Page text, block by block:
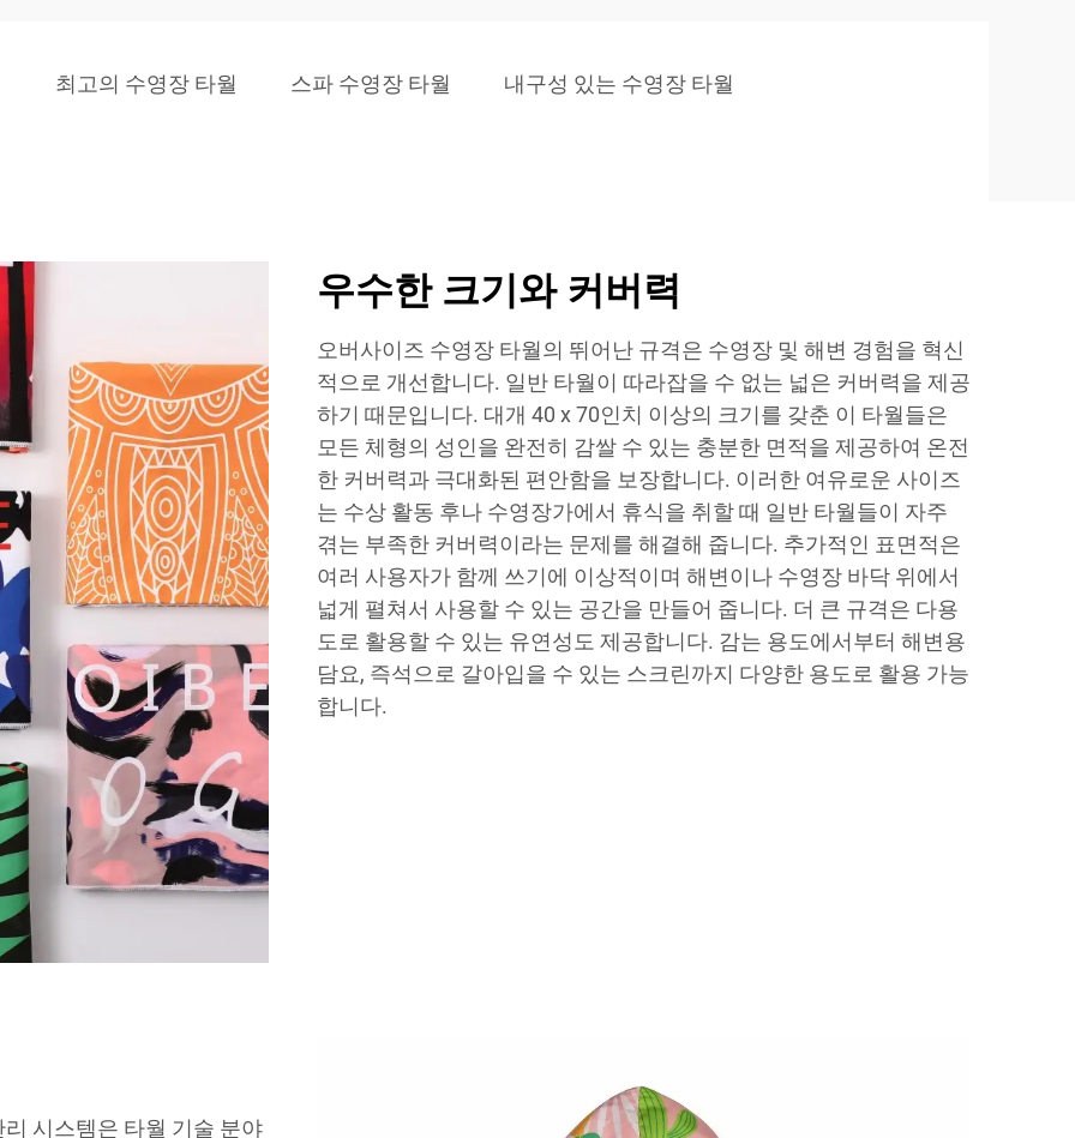
최고의 수영장 타월 스파 수영장 타월 내구성 있는 수영장 타월
우수한 크기와 커버력
오버사이즈 수영장 타월의 뛰어난 규격은 수영장 및 해변 경험을 혁신
적으로 개선합니다. 일반 타월이 따라잡을 수 없는 넓은 커버력을 제공
하기 때문입니다. 대개 40 x 70인치 이상의 크기를 갖춘 이 타월들은
모든 체형의 성인을 완전히 감쌀 수 있는 충분한 면적을 제공하여 온전
한 커버력과 극대화된 편안함을 보장합니다. 이러한 여유로운 사이즈
는 수상 활동 후나 수영장가에서 휴식을 취할 때 일반 타월들이 자주
겪는 부족한 커버력이라는 문제를 해결해 줍니다. 추가적인 표면적은
여러 사용자가 함께 쓰기에 이상적이며 해변이나 수영장 바닥 위에서
넓게 펼쳐서 사용할 수 있는 공간을 만들어 줍니다. 더 큰 규격은 다용
도로 활용할 수 있는 유연성도 제공합니다. 감는 용도에서부터 해변용
담요, 즉석으로 갈아입을 수 있는 스크린까지 다양한 용도로 활용 가능
합니다.
시스템은 타월 기술 분야